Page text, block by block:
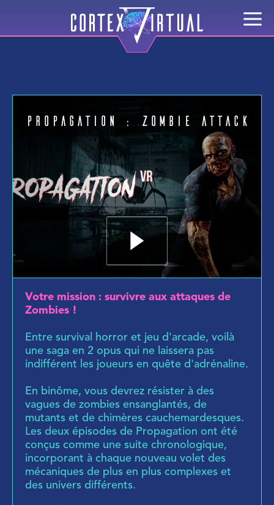
Propagation : Zombie Attack
Votre mission : survivre aux attaques de
Zombies !
Entre survival horror et jeu d'arcade, voilà
une saga en 2 opus qui ne laissera pas
indifférent les joueurs en quête d'adrénaline.
En binôme, vous devrez résister à des
vagues de zombies ensanglantés, de
mutants et de chimères cauchemardesques.
Les deux épisodes de Propagation ont été
conçus comme une suite chronologique,
incorporant à chaque nouveau volet des
mécaniques de plus en plus complexes et
des univers différents.